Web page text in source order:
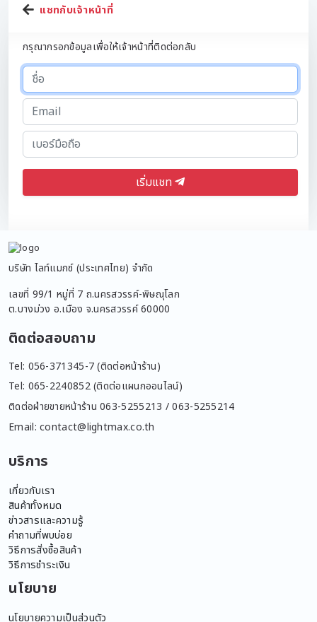
แชทกับเจ้าหน้าที่
กรุณากรอกข้อมูลเพื่อให้เจ้าหน้าที่ติดต่อกลับ
เริ่มแชท
บริษัท ไลท์แมกซ์ (ประเทศไทย) จำกัด
เลขที่ 99/1 หมู่ที่ 7 ถ.นครสวรรค์-พิษณุโลก
ต.บางม่วง อ.เมือง จ.นครสวรรค์ 60000
ติดต่อสอบถาม
Tel: 056-371345-7 (ติดต่อหน้าร้าน)
Tel: 065-2240852 (ติดต่อแผนกออนไลน์)
ติดต่อฝ่ายขายหน้าร้าน 063-5255213 / 063-5255214
Email: contact@lightmax.co.th
บริการ
เกี่ยวกับเรา
สินค้าทั้งหมด
ข่าวสารและความรู้
คำถามที่พบบ่อย
วิธีการสั่งซื้อสินค้า
วิธีการชำระเงิน
นโยบาย
นโยบายความเป็นส่วนตัว